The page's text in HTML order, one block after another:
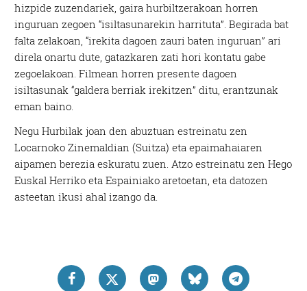
hizpide zuzendariek, gaira hurbiltzerakoan horren
inguruan zegoen “isiltasunarekin harrituta”. Begirada bat
falta zelakoan, “irekita dagoen zauri baten inguruan” ari
direla onartu dute, gatazkaren zati hori kontatu gabe
zegoelakoan. Filmean horren presente dagoen
isiltasunak “galdera berriak irekitzen” ditu, erantzunak
eman baino.
Negu Hurbilak joan den abuztuan estreinatu zen
Locarnoko Zinemaldian (Suitza) eta epaimahaiaren
aipamen berezia eskuratu zuen. Atzo estreinatu zen Hego
Euskal Herriko eta Espainiako aretoetan, eta datozen
asteetan ikusi ahal izango da.